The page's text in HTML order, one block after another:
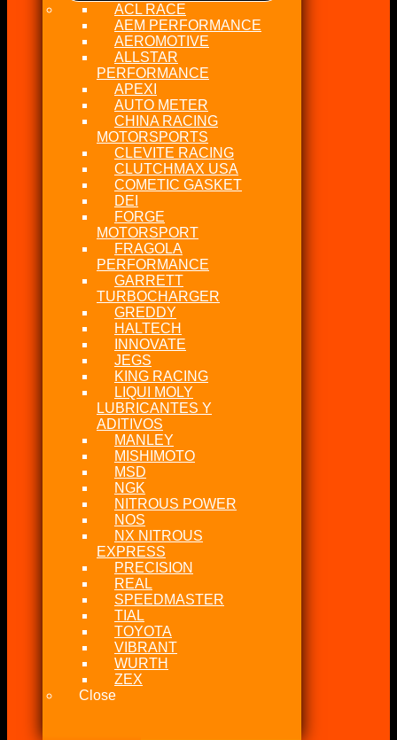
ACL RACE
AEM PERFORMANCE
AEROMOTIVE
ALLSTAR
PERFORMANCE
APEXI
AUTO METER
CHINA RACING
MOTORSPORTS
CLEVITE RACING
CLUTCHMAX USA
COMETIC GASKET
DEI
FORGE
MOTORSPORT
FRAGOLA
PERFORMANCE
GARRETT
TURBOCHARGER
GREDDY
HALTECH
INNOVATE
JEGS
KING RACING
LIQUI MOLY
LUBRICANTES Y
ADITIVOS
MANLEY
MISHIMOTO
MSD
NGK
NITROUS POWER
NOS
NX NITROUS
EXPRESS
PRECISION
REAL
SPEEDMASTER
TIAL
TOYOTA
VIBRANT
WURTH
ZEX
Close